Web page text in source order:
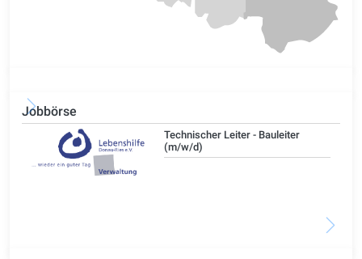
Jobbörse
Technischer Leiter - Bauleiter
(m/w/d)